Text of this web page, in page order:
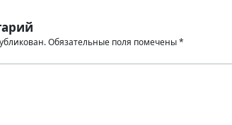
Обязательные поля помечены*